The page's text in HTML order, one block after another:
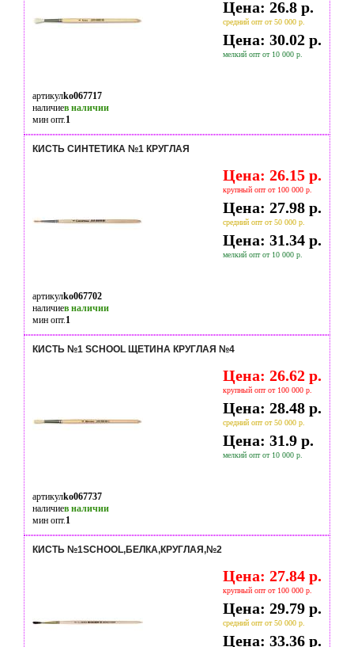
Цена: 26.8 р.
средний опт от 50 000 р.
Цена: 30.02 р.
мелкий опт от 10 000 р.
артикулko067717
наличиев наличии
мин опт.1
КИСТЬ СИНТЕТИКА №1 КРУГЛАЯ
Цена: 26.15 р.
крупный опт от 100 000 р.
Цена: 27.98 р.
средний опт от 50 000 р.
Цена: 31.34 р.
мелкий опт от 10 000 р.
артикулko067702
наличиев наличии
мин опт.1
КИСТЬ №1 SCHOOL ЩЕТИНА КРУГЛАЯ №4
Цена: 26.62 р.
крупный опт от 100 000 р.
Цена: 28.48 р.
средний опт от 50 000 р.
Цена: 31.9 р.
мелкий опт от 10 000 р.
артикулko067737
наличиев наличии
мин опт.1
КИСТЬ №1SCHOOL,БЕЛКА,КРУГЛАЯ,№2
Цена: 27.84 р.
крупный опт от 100 000 р.
Цена: 29.79 р.
средний опт от 50 000 р.
Цена: 33.36 р.